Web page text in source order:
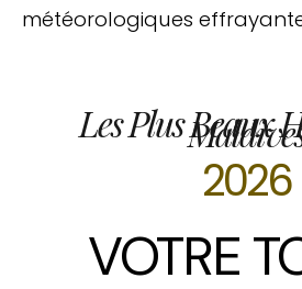
météorologiques
Les Plus Beaux
2026
VOTRE